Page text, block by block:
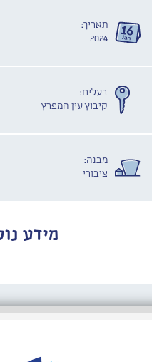
תאריך:
2024
בעלים:
קיבוץ עין המפרץ
מבנה:
ציבורי
מידע